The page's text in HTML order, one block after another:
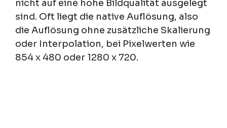
nicht auf eine hohe Bildqualität ausgelegt
sind. Oft liegt die native Auflösung, also
die Auflösung ohne zusätzliche Skalierung
oder Interpolation, bei Pixelwerten wie
854 x 480 oder 1280 x 720.